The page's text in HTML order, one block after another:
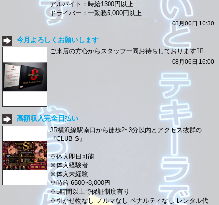
アルバイト：時給1300円以上
ドライバー：一勤務5,000円以上
08月06日 16:30
今月よろしくお願いします
ご来店の方心からスタッフ一同お待ちしております🙇‍♀️
08月06日 16:00
高額収入完全日払い
JR横浜線駅南口から徒歩2~3分以内とアクセス抜群の
『CLUB S』
※体入即日可能
※体入経験者
※体入未経験
※時給 6500~8,000円
※5時間以上で保証制度有り
※引かせ物なし ノルマなし ペナルティなし レンタル代